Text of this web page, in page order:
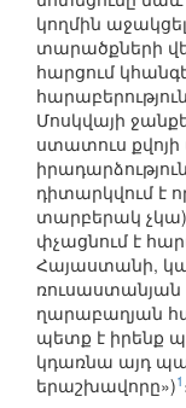
կողմին
տարածքների
հարցում
Մոսկվայի
ստատուս քվոյի
դիտարկվում է
տարբերակ
փչացնում է
Հայաստանի,
ռուսաստանյան
ղարաբաղյան
պետք է իրենք
կդառնա այդ
երաշխավորը»)1 ։